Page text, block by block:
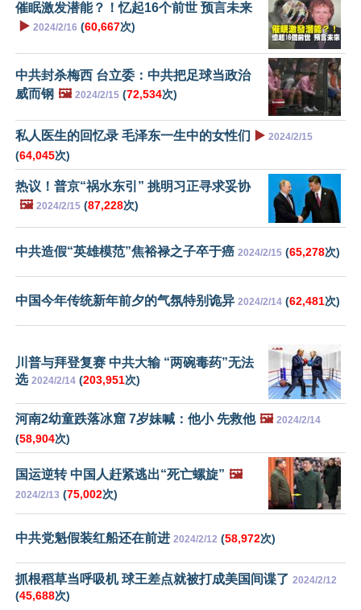
催眠激发潜能？！忆起16个前世 预言未来
▶️ 2024/2/16 (60,667次)
中共封杀梅西 台立委：中共把足球当政治
威而钢 🖼️ 2024/2/15 (72,534次)
私人医生的回忆录 毛泽东一生中的女性们 ▶️ 2024/2/15
(64,045次)
热议！普京“祸水东引” 挑明习正寻求妥协
🖼️ 2024/2/15 (87,228次)
中共造假“英雄模范”焦裕禄之子卒于癌 2024/2/15 (65,278次)
中国今年传统新年前夕的气氛特别诡异 2024/2/14 (62,481次)
川普与拜登复赛 中共大输 “两碗毒药”无法
选 2024/2/14 (203,951次)
河南2幼童跌落冰窟 7岁妹喊：他小 先救他 🖼️ 2024/2/14
(58,904次)
国运逆转 中国人赶紧逃出“死亡螺旋” 🖼️
2024/2/13 (75,002次)
中共党魁假装红船还在前进 2024/2/12 (58,972次)
抓根稻草当呼吸机 球王差点就被打成美国间谍了 2024/2/12
(45,688次)